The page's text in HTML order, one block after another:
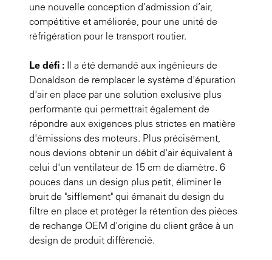
une nouvelle conception d’admission d’air,
compétitive et améliorée, pour une unité de
réfrigération pour le transport routier.
Le défi : Il a été demandé aux ingénieurs de
Donaldson de remplacer le système d'épuration
d'air en place par une solution exclusive plus
performante qui permettrait également de
répondre aux exigences plus strictes en matière
d'émissions des moteurs. Plus précisément,
nous devions obtenir un débit d'air équivalent à
celui d'un ventilateur de 15 cm de diamètre. 6
pouces dans un design plus petit, éliminer le
bruit de "sifflement" qui émanait du design du
filtre en place et protéger la rétention des pièces
de rechange OEM d'origine du client grâce à un
design de produit différencié.